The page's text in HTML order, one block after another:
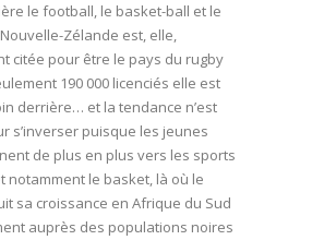
le football, le basket-ball et le
Zélande est, elle,
citée pour être le pays du rugby
190 000 licenciés elle est
derrière… et la tendance n’est
s’inverser puisque les jeunes
de plus en plus vers les sports
notamment le basket, là où le
sa croissance en Afrique du Sud
auprès des populations noires